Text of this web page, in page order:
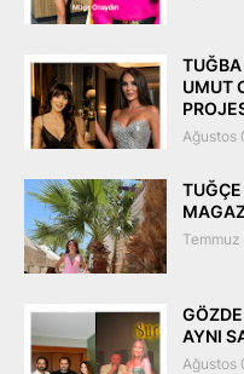
TUĞBA
UMUT
Ağustos
Temmuz
AYNI
Ağustos